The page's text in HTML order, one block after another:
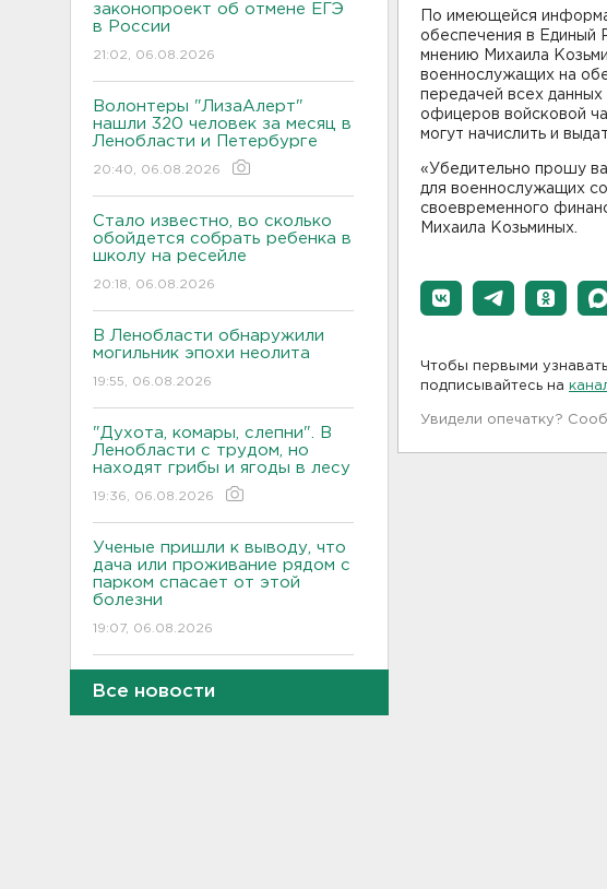
законопроект об отмене ЕГЭ
в России
21:02, 06.08.2026
Волонтеры "ЛизаАлерт"
нашли 320 человек за месяц в
Ленобласти и Петербурге
20:40, 06.08.2026
Стало известно, во сколько
обойдется собрать ребенка в
школу на ресейле
20:18, 06.08.2026
В Ленобласти обнаружили
могильник эпохи неолита
19:55, 06.08.2026
"Духота, комары, слепни". В
Ленобласти с трудом, но
находят грибы и ягоды в лесу
19:36, 06.08.2026
Ученые пришли к выводу, что
дача или проживание рядом с
парком спасает от этой
болезни
19:07, 06.08.2026
абитуриентов хотят ввести
экзамен по русскому
Все новости
По имеющейся
обеспечения в
мнению Михаила
военнослужащих на
передачей всех
офицеров войсковой
могут начислить и
«Убедительно прошу
для военнослужащих
своевременного
Михаила Козьминых.
Чтобы первыми
подписывайтесь на
Увидели опечатку?